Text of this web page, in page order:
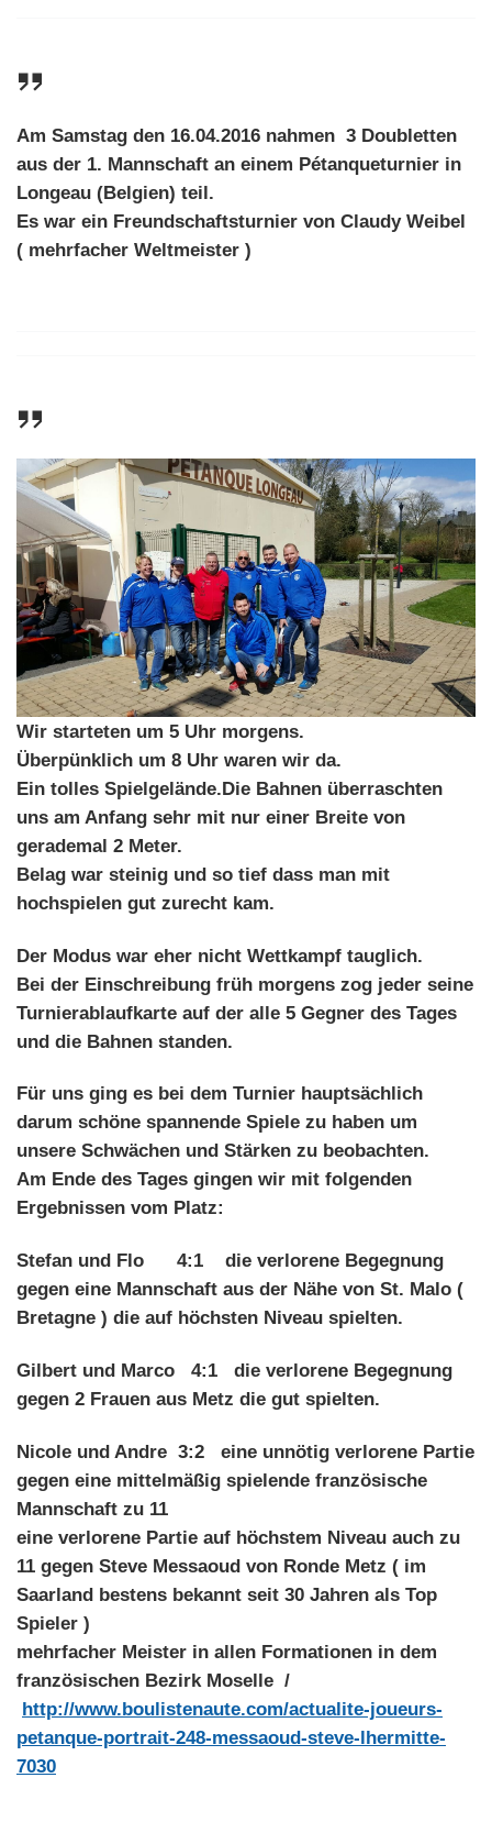
Am Samstag den 16.04.2016 nahmen 3 Doubletten
aus der 1. Mannschaft an einem Pétanqueturnier in
Longeau (Belgien) teil.
Es war ein Freundschaftsturnier von Claudy Weibel
( mehrfacher Weltmeister )
Wir starteten um 5 Uhr morgens.
Überpünklich um 8 Uhr waren wir da.
Ein tolles Spielgelände.Die Bahnen überraschten
uns am Anfang sehr mit nur einer Breite von
gerademal 2 Meter.
Belag war steinig und so tief dass man mit
hochspielen gut zurecht kam.
Der Modus war eher nicht Wettkampf tauglich.
Bei der Einschreibung früh morgens zog jeder seine
Turnierablaufkarte auf der alle 5 Gegner des Tages
und die Bahnen standen.
Für uns ging es bei dem Turnier hauptsächlich
darum schöne spannende Spiele zu haben um
unsere Schwächen und Stärken zu beobachten.
Am Ende des Tages gingen wir mit folgenden
Ergebnissen vom Platz:
Stefan und Flo 4:1 die verlorene Begegnung
gegen eine Mannschaft aus der Nähe von St. Malo (
Bretagne ) die auf höchsten Niveau spielten.
Gilbert und Marco 4:1 die verlorene Begegnung
gegen 2 Frauen aus Metz die gut spielten.
Nicole und Andre 3:2 eine unnötig verlorene Partie
gegen eine mittelmäßig spielende französische
Mannschaft zu 11
eine verlorene Partie auf höchstem Niveau auch zu
11 gegen Steve Messaoud von Ronde Metz ( im
Saarland bestens bekannt seit 30 Jahren als Top
Spieler )
mehrfacher Meister in allen Formationen in dem
französischen Bezirk Moselle /
http://www.boulistenaute.com/actualite-joueurs-
petanque-portrait-248-messaoud-steve-lhermitte-
7030